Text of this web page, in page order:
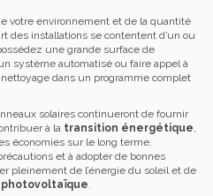
votre environnement et de la quantité
des installations se contentent d’un ou
une grande surface de
système automatisé ou faire appel à
dans un programme complet
solaires continueront de fournir
à la transition énergétique,
économies sur le long terme.
et à adopter de bonnes
pleinement de l’énergie du soleil et de
.